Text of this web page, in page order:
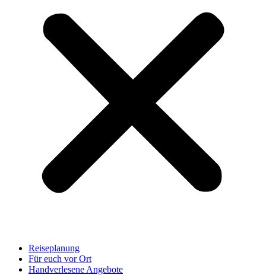
Reiseplanung
Für euch vor Ort
Handverlesene Angebote